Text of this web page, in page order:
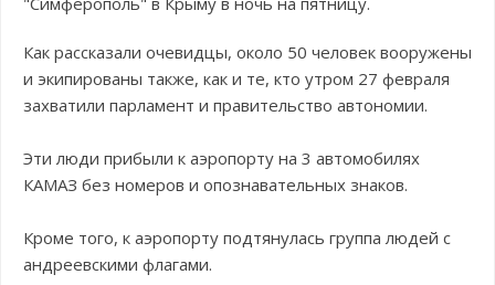
Как рассказали очевидцы, около 50 человек вооружены
и экипированы также, как и те, кто утром 27 февраля
захватили парламент и правительство автономии.
Эти люди прибыли к аэропорту на 3 автомобилях
КАМАЗ без номеров и опознавательных знаков.
Кроме того, к аэропорту подтянулась группа людей с
андреевскими флагами.